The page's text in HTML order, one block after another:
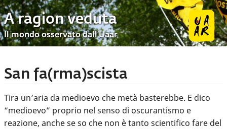
A ragion veduta
Il mondo osservato dall’Uaar
San fa(rma)scista
Tira un’aria da medioevo che metà basterebbe. E dico
“medioevo” proprio nel senso di oscurantismo e
reazione, anche se so che non è tanto scientifico fare del